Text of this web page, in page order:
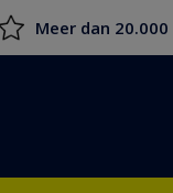
Meer dan